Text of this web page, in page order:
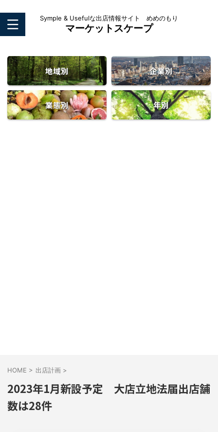
Symple & Usefulな出店情報サイト めめのもり
マーケットスケープ
地域別 企業別
業態別 年別
HOME > 出店計画 >
2023年1月新設予定 大店立地法届出店舗
数は28件